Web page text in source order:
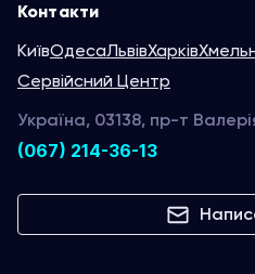
Контакти
КиївОдесаЛьвівХарків
Сервійсний Центр
Україна, 03138, пр-т
(067) 214-36-13